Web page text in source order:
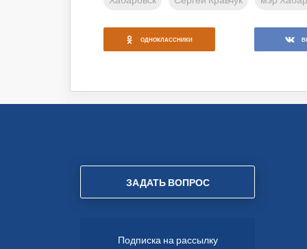
ОДНОКЛАССНИКИ
ЗАДАТЬ ВОПРОС
Подписка на рассылку